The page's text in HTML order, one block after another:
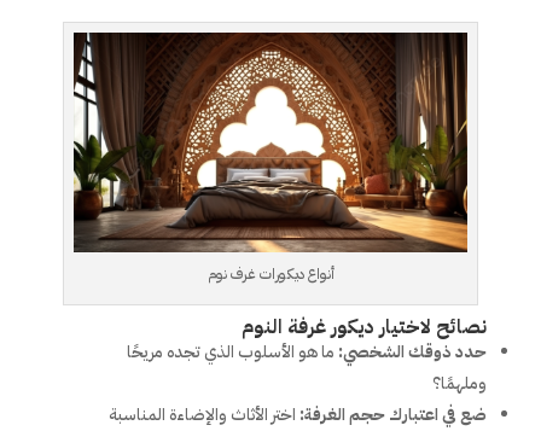
أنواع ديكورات غرف نوم
نصائح لاختيار ديكور غرفة النوم
حدد ذوقك الشخصي: ما هو الأسلوب الذي تجده مريحًا
وملهمًا؟
ضع في اعتبارك حجم الغرفة: اختر الأثاث والإضاءة المناسبة